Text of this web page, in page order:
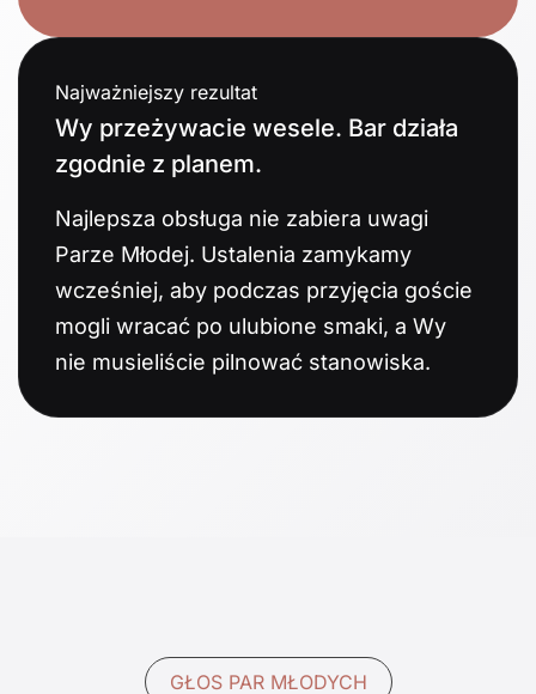
Najważniejszy rezultat
Wy przeżywacie wesele. Bar działa
zgodnie z planem.
Najlepsza obsługa nie zabiera uwagi
Parze Młodej. Ustalenia zamykamy
wcześniej, aby podczas przyjęcia goście
mogli wracać po ulubione smaki, a Wy
nie musieliście pilnować stanowiska.
GŁOS PAR MŁODYCH